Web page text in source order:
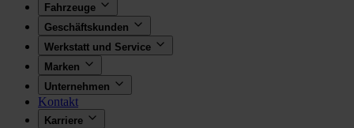
Fahrzeuge
Geschäftskunden
Werkstatt und Service
Marken
Unternehmen
Kontakt
Karriere